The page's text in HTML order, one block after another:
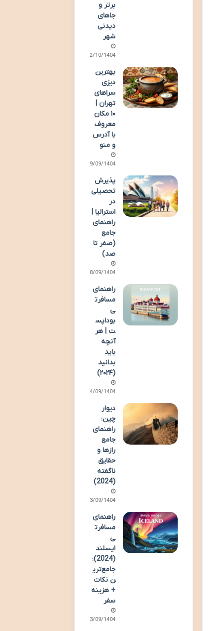
برتر و
جاهای
دیدنی
شهر
02/10/1404
بهترین
دیزی
سراهای
تهران |
۱۰ مکان
معروف
با آدرس
و منو
29/09/1404
پذیرش
تحصیلی
در
استرالیا |
راهنمای
جامع
(صفر تا
صد)
28/09/1404
راهنمای
مسافرت
ی
بوداپس
ت | هر
آنچه
باید
بدانید
(۲۰۲۴)
14/09/1404
دیوار
چین:
راهنمای
جامع
رازها و
حقایق
ناگفته
(2024)
13/09/1404
راهنمای
مسافرت
ی
ایسلند
(2024):
جامع‌تری
ن نکات
+ هزینه
سفر
13/09/1404